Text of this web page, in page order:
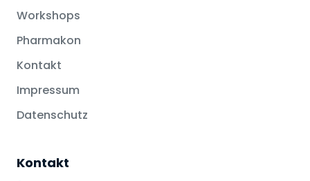
Workshops
Pharmakon
Kontakt
Impressum
Datenschutz
Kontakt